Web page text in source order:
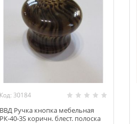
Код: 30184
ВВД Ручка кнопка мебельная
РК-40-3S коричн. блест. полоска